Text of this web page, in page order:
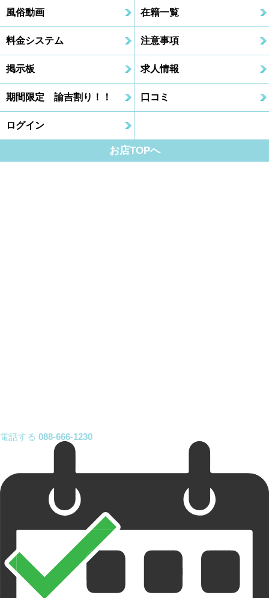
風俗動画 在籍一覧
料金システム 注意事項
掲示板 求人情報
期間限定 諭吉割り！！ 口コミ
ログイン
お店TOPへ
電話する 088-666-1230